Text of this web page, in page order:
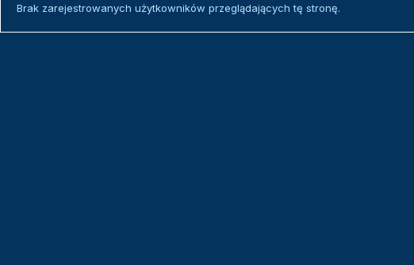
Brak zarejestrowanych użytkowników przeglądających tę stronę.